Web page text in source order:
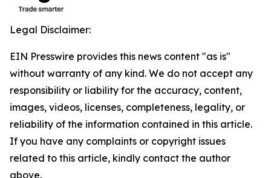
Legal Disclaimer:
EIN Presswire provides this news content "as is"
without warranty of any kind. We do not accept any
responsibility or liability for the accuracy, content,
images, videos, licenses, completeness, legality, or
reliability of the information contained in this article.
If you have any complaints or copyright issues
related to this article, kindly contact the author
above.